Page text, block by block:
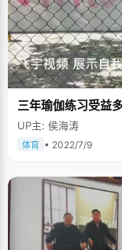
三年瑜伽练习受益
UP主: 侯海涛
体育 • 2022/7/9